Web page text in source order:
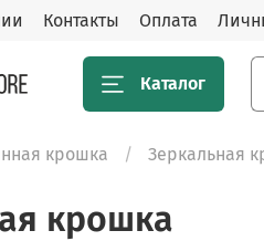
Контакты Оплата
Каталог
крошка Зеркальная
крошка